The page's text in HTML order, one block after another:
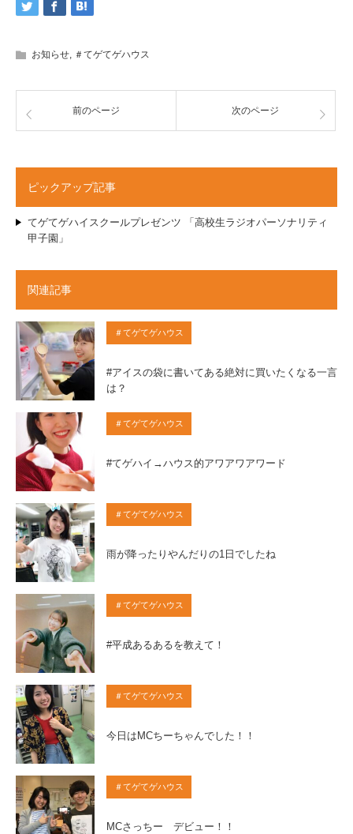
お知らせ, ＃てゲてゲハウス
前のページ 次のページ
ピックアップ記事
てゲてゲハイスクールプレゼンツ 「高校生ラジオパーソナリティ
甲子園」
関連記事
＃てゲてゲハウス
#アイスの袋に書いてある絶対に買いたくなる一言
は？
＃てゲてゲハウス
#てゲハイ→ハウス的アワアワアワード
＃てゲてゲハウス
雨が降ったりやんだりの1日でしたね
＃てゲてゲハウス
#平成あるあるを教えて！
＃てゲてゲハウス
今日はMCちーちゃんでした！！
＃てゲてゲハウス
MCさっちー デビュー！！